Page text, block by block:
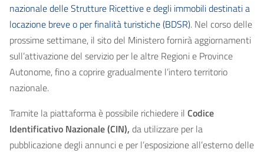
nazionale delle Strutture Ricettive e degli immobili destinati a
locazione breve o per finalità turistiche (BDSR). Nel corso delle
prossime settimane, il sito del Ministero fornirà aggiornamenti
sull’attivazione del servizio per le altre Regioni e Province
Autonome, fino a coprire gradualmente l’intero territorio
nazionale.
Tramite la piattaforma è possibile richiedere il Codice
Identificativo Nazionale (CIN), da utilizzare per la
pubblicazione degli annunci e per l’esposizione all’esterno delle